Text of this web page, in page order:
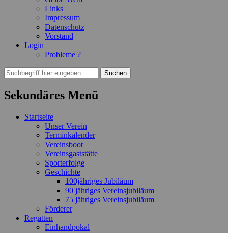
Links
Impressum
Datenschutz
Vorstand
Login
Probleme ?
Suchen
Suchen
nach:
Sekundäres Menü
Zum
Startseite
Unser Verein
Terminkalender
Vereinsboot
Vereinsgaststätte
Sporterfolge
Geschichte
100jähriges Jubiläum
90 jähriges Vereinsjubiläum
75 jähriges Vereinsjubiläum
Förderer
Regatten
Einhandpokal